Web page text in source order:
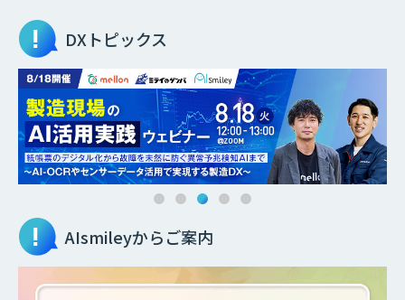
DXトピックス
AIsmileyからご案内